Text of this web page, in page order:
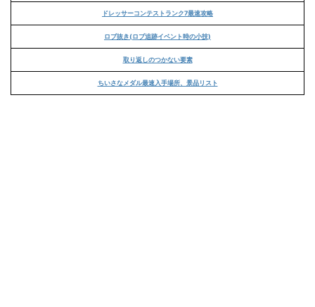
ドレッサーコンテストランク7最速攻略
ロブ抜き(ロブ追跡イベント時の小技)
取り返しのつかない要素
ちいさなメダル最速入手場所、景品リスト